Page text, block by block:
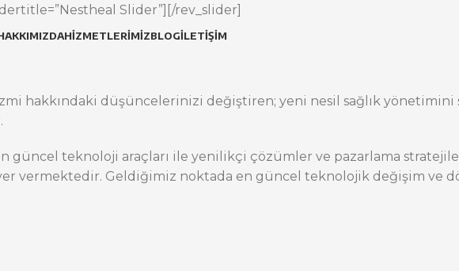
HIZMETLERIMIZBLOGİLETIŞIM
Slider”][/rev_slider]
hakkındaki düşüncelerinizi değiştiren; yeni nesil sağlık
güncel teknoloji araçları ile yenilikçi çözümler ve pazarlama
yer vermektedir. Geldiğimiz noktada en güncel teknolojik değişim ve